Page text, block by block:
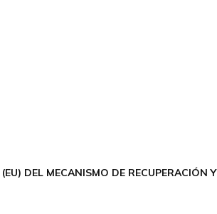
DEL MECANISMO DE RECUPERACIÓN Y